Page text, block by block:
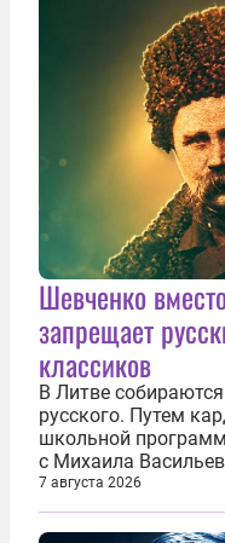
Шевченко
запрещает
классиков
В Литве
русского. Путем
школьной
с Михаила
правительства
предложил
общего
7 августа 2026